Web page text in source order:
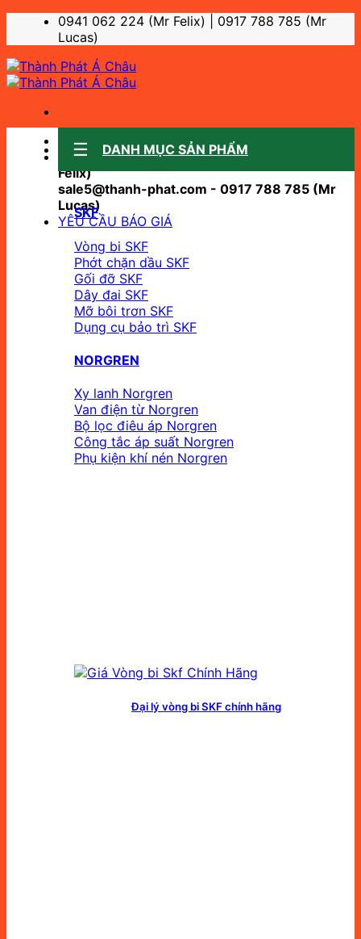
dung
0941 062 224 (Mr Felix) | 0917 788 785 (Mr
Lucas)
Sale support:
sale10@thanh-phat.com - 0941 062 224 (Mr
Felix)
sale5@thanh-phat.com - 0917 788 785 (Mr
Lucas)
YÊU CẦU BÁO GIÁ
DANH MỤC SẢN PHẨM
SKF
Vòng bi SKF
Phớt chặn dầu SKF
Gối đỡ SKF
Dây đai SKF
Mỡ bôi trơn SKF
Dụng cụ bảo trì SKF
NORGREN
Xy lanh Norgren
Van điện từ Norgren
Bộ lọc điêu áp Norgren
Công tắc áp suất Norgren
Phụ kiện khí nén Norgren
Đại lý vòng bi SKF chính hãng